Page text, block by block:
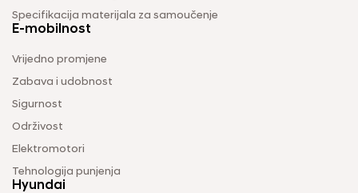
Specifikacija materijala za samoučenje
E-mobilnost
Vrijedno promjene
Zabava i udobnost
Sigurnost
Održivost
Elektromotori
Tehnologija punjenja
Hyundai